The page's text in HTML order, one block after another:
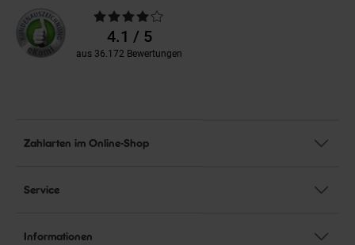
Durchschnittliche
Bewertungen4.1 / 5
aus 36.172 Bewertungen
Zahlarten im Online-Shop
Service
Informationen